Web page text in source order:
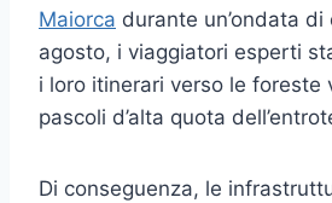
Maiorca durante un’ondata
agosto, i viaggiatori esperti
i loro itinerari verso le foreste
pascoli d’alta quota
Di conseguenza, le